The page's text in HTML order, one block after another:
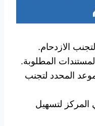
الازدحام.
المطلوبة.
المحدد لتجنب
المركز لتسهيل